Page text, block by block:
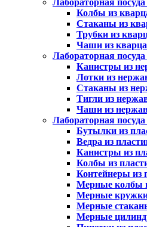
Лабораторная
Колбы из
Стаканы из
Трубки из
Чаши из кварца
Лабораторная
Канистры из
Лотки из
Стаканы из
Тигли из
Чаши из
Лабораторная посуда
Бутылки из
Ведра из
Канистры из
Колбы из
Контейнеры из
Мерные колбы
Мерные кружки
Мерные
Мерные